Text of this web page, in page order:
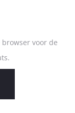
voor de